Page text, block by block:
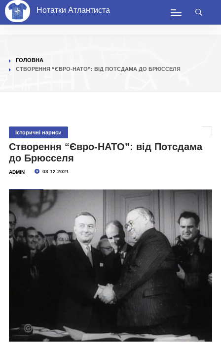
Нотатки Атлантиста
ГОЛОВНА
СТВОРЕННЯ “ЄВРО-НАТО”: ВІД ПОТСДАМА ДО БРЮССЕЛЯ
Історичні нариси
Створення “Євро-НАТО”: від Потсдама
до Брюсселя
ADMIN 03.12.2021